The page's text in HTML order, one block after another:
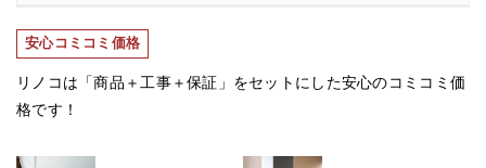
安心コミコミ価格
リノコは「商品＋工事＋保証」をセットにした安心のコミコミ価
格です！